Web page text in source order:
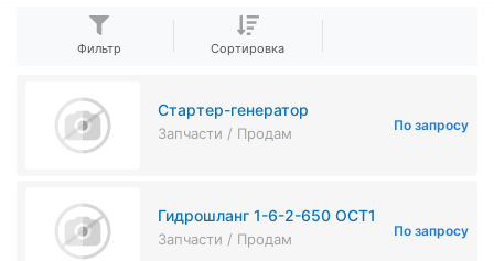
Фильтр Сортировка
Стартер-генератор
Запчасти / Продам По запросу
Гидрошланг 1-6-2-650 ОСТ1
Запчасти / Продам По запросу